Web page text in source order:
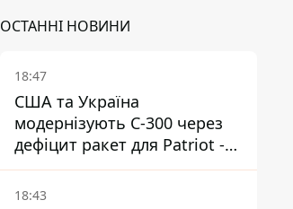
ОСТАННІ НОВИНИ
18:47
США та Україна
модернізують С-300 через
дефіцит ракет для Patriot -
ЗМІ
18:43